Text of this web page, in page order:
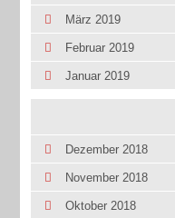
März 2019
Februar 2019
Januar 2019
Dezember 2018
November 2018
Oktober 2018